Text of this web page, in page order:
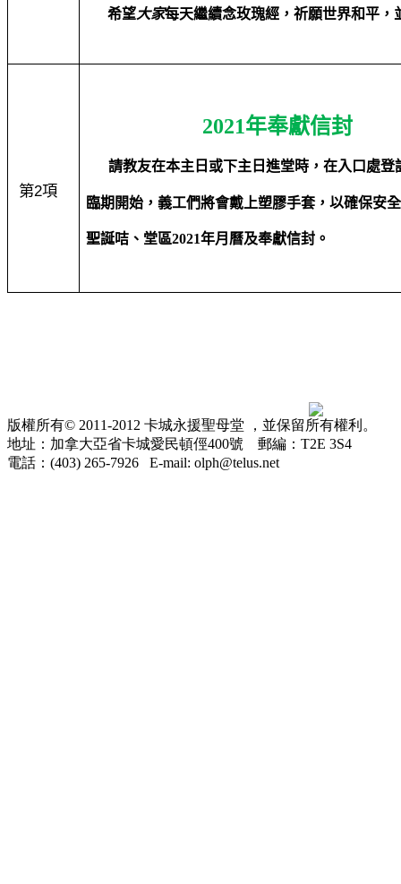
希望大家每天繼續念玫瑰經，祈願世界和平，
第2項
2021年奉獻信封
請教友在本主日或下主日進堂時，在入口處登
臨期開始，義工們將會戴上塑膠手套，以確保安
聖誕咭、堂區2021年月曆及奉獻信封。
版權所有© 2011-2012 卡城永援聖母堂 ，並保留所有權利。
地址：加拿大亞省卡城愛民頓俓400號 郵編：T2E 3S4
電話：(403) 265-7926 E-mail: olph@telus.net